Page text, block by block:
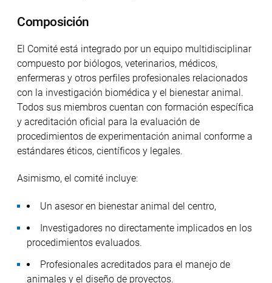
Composición
El Comité está integrado por un equipo multidisciplinar
compuesto por biólogos, veterinarios, médicos,
enfermeras y otros perfiles profesionales relacionados
con la investigación biomédica y el bienestar animal.
Todos sus miembros cuentan con formación específica
y acreditación oficial para la evaluación de
procedimientos de experimentación animal conforme a
estándares éticos, científicos y legales.
Asimismo, el comité incluye:
Un asesor en bienestar animal del centro,
Investigadores no directamente implicados en los
procedimientos evaluados.
Profesionales acreditados para el manejo de
animales y el diseño de proyectos.